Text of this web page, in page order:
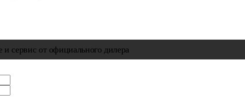
cepвиc oт oфициaльнoгo дилepa